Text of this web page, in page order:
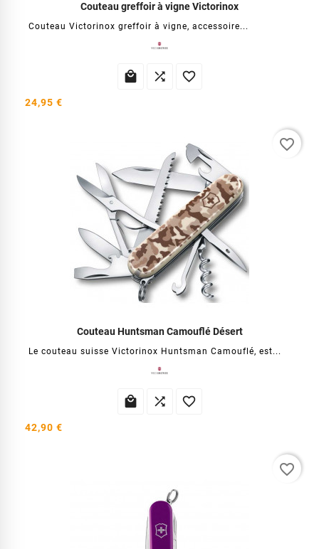
Couteau greffoir à vigne Victorinox
Couteau Victorinox greffoir à vigne, accessoire...
  
24,95 €
Couteau Huntsman Camouflé Désert
Le couteau suisse Victorinox Huntsman Camouflé, est...
  
42,90 €
favorite_border
favorite_border